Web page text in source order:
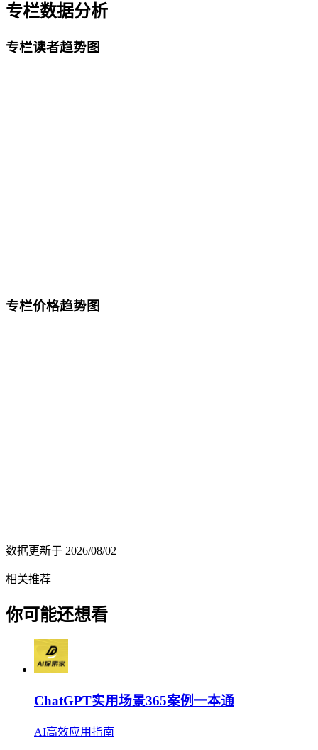
专栏数据分析
专栏读者趋势图
专栏价格趋势图
数据更新于 2026/08/02
相关推荐
你可能还想看
ChatGPT实用场景365案例一本通
AI高效应用指南